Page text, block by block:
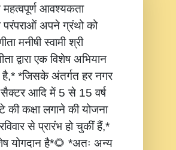
आवश्यकता
परंपराओं अपने ग्रंथो को
मनीषी स्वामी श्री
द्वारा एक विशेष अभियान
है,* *जिसके अंतर्गत हर नगर
आदि में 5 से 15 वर्ष
कक्षा लगाने की योजना
से प्रारंभ हो चुकीं हैं,*
योगदान है*🌻 *अतः अन्य